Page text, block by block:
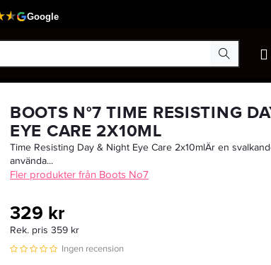
BOOTS N°7 TIME RESISTING
EYE CARE 2X10ML
Time Resisting Day & Night Eye Care 2x10mlÄr en
använda...
Fler produkter från Boots No7
329 kr
Rek. pris 359 kr
Ingen recension